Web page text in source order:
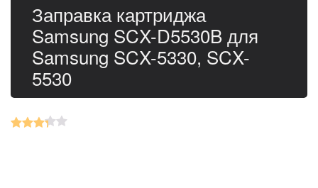
Заправка картриджа
Samsung SCX-D5530B для
Samsung SCX-5330, SCX-
5530